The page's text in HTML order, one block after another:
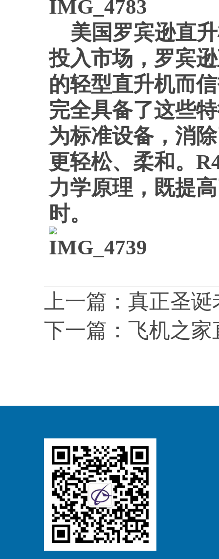
美国罗宾逊直
投入市场，罗宾
的轻型直升机而
完全具备了这些
为标准设备，消
更轻松、柔和。
力学原理，既提
时。
上一篇： 真正圣诞
下一篇： 飞机之家